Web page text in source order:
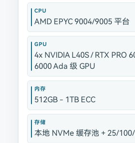
CPU
AMD EPYC 9004/9005 平台
GPU
4x NVIDIA L40S / RTX PRO
6000 Ada 级 GPU
内存
512GB - 1TB ECC
存储
本地 NVMe 缓存池 + 25/